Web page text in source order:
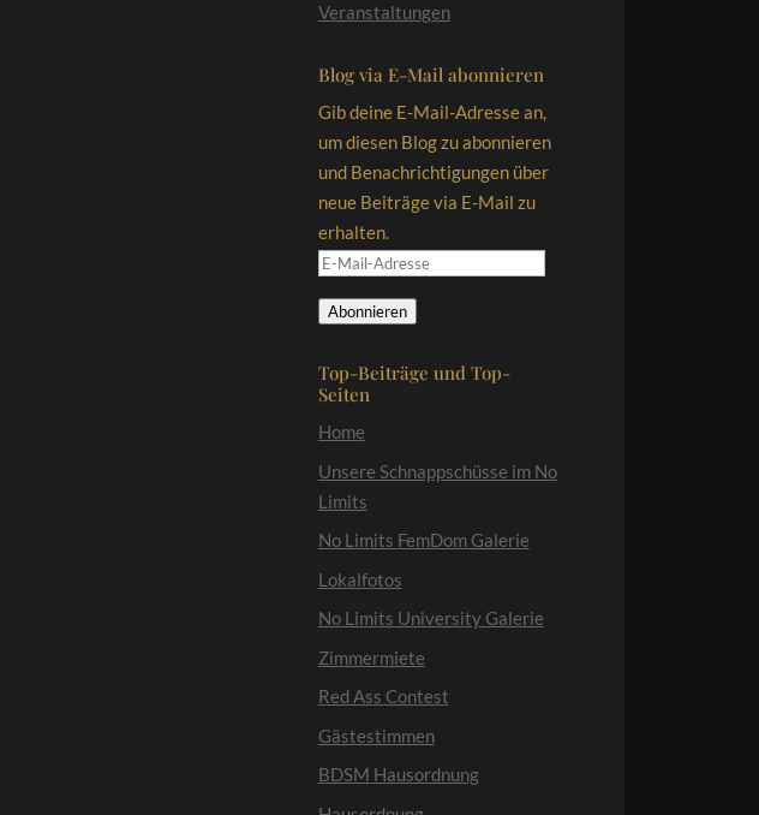
Veranstaltungen
Blog via E-Mail abonnieren
Gib deine E-Mail-Adresse an,
um diesen Blog zu abonnieren
und Benachrichtigungen über
neue Beiträge via E-Mail zu
erhalten.
E-
Adresse
Abonnieren
Top-Beiträge und Top-
Seiten
Home
Unsere Schnappschüsse im No
Limits
No Limits FemDom Galerie
Lokalfotos
No Limits University Galerie
Zimmermiete
Red Ass Contest
Gästestimmen
BDSM Hausordnung